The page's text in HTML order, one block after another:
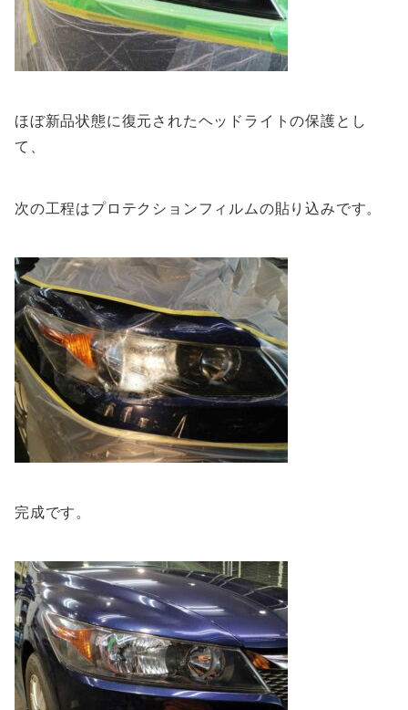
ほぼ新品状態に復元されたヘッドライトの保護とし
て、
次の工程はプロテクションフィルムの貼り込みです。
完成です。